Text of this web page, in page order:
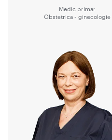
Medic primar
Obstetrica - ginecologie